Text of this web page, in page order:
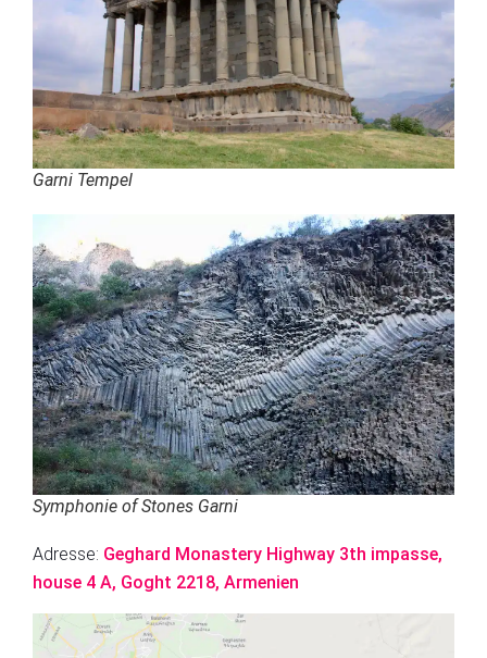
Garni Tempel
Symphonie of Stones Garni
Adresse: Geghard Monastery Highway 3th impasse,
house 4 A, Goght 2218, Armenien